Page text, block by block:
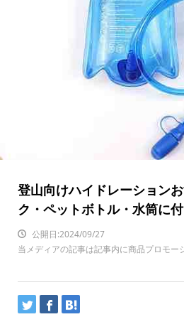
登山向けハイドレーション
ク・ペットボトル・水筒に
公開日:2024/09/27
当メディアの記事は記事内に商品プロモー